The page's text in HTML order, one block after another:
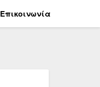
Επικοινωνία